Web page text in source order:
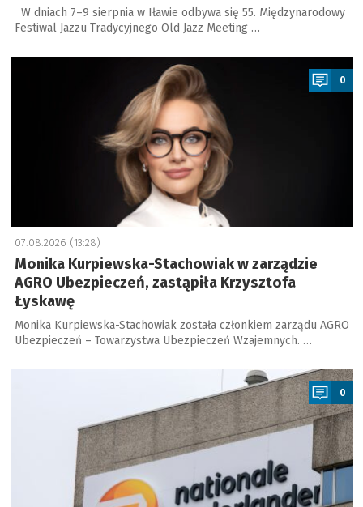
W dniach 7–9 sierpnia w Iławie odbywa się 55. Międzynarodowy
Festiwal Jazzu Tradycyjnego Old Jazz Meeting …
a
0
07.08.2026 (13:28)
Monika Kurpiewska-Stachowiak w zarządzie
AGRO Ubezpieczeń, zastąpiła Krzysztofa
Łyskawę
Monika Kurpiewska-Stachowiak została członkiem zarządu AGRO
Ubezpieczeń – Towarzystwa Ubezpieczeń Wzajemnych. …
0